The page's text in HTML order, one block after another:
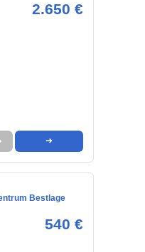
2.650 €
➜
Bestlage
540 €